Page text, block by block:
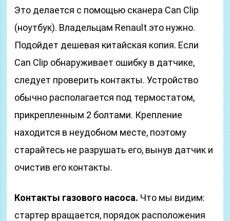
Это делается с помощью сканера Can Clip
(ноутбук). Владельцам Renault это нужно.
Подойдет дешевая китайская копия. Если
Can Clip обнаруживает ошибку в датчике,
следует проверить контакты. Устройство
обычно располагается под термостатом,
прикрепленным 2 болтами. Крепление
находится в неудобном месте, поэтому
старайтесь не разрушать его, вынув датчик и
очистив его контакты.
Контакты газового насоса. Что мы видим:
стартер вращается, порядок расположения